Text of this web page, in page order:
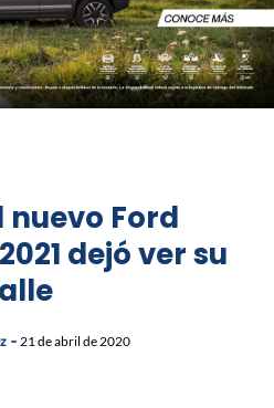
nuevo Ford
dejó ver su
21 de abril de 2020